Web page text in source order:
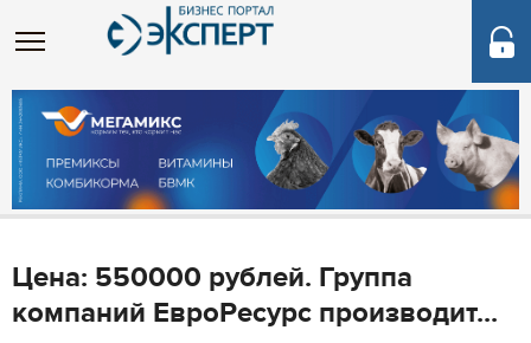
Цена: 550000 рублей. Группа
компаний ЕвроРесурс производит...